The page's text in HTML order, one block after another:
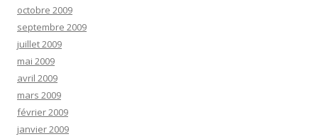
octobre 2009
septembre 2009
juillet 2009
mai 2009
avril 2009
mars 2009
février 2009
janvier 2009